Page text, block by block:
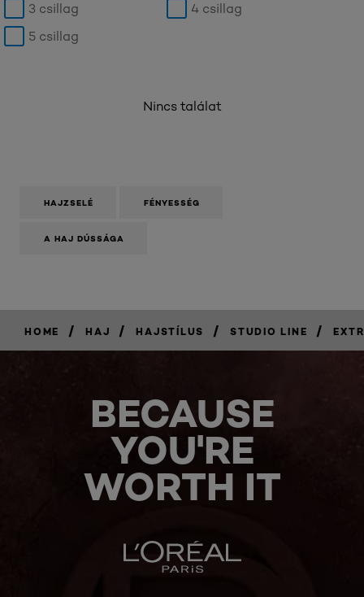
3 csillag
4 csillag
5 csillag
Nincs találat
HAJZSELÉ FÉNYESSÉG
A HAJ DÚSSÁGA
HOME / HAJ / HAJSTÍLUS / STUDIO LINE /
BECAUSE
YOU'RE
WORTH IT